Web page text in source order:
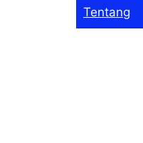
Tentang